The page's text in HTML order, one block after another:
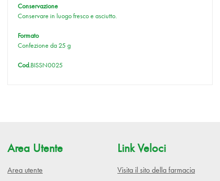
Conservazione
Conservare in luogo fresco e asciutto.
Formato
Confezione da 25 g
Cod.BISSN0025
Area Utente
Area utente
Link Veloci
Visita il sito della farmacia